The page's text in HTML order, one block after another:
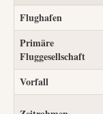
Flughafen
Primäre
Fluggesellschaft
Vorfall